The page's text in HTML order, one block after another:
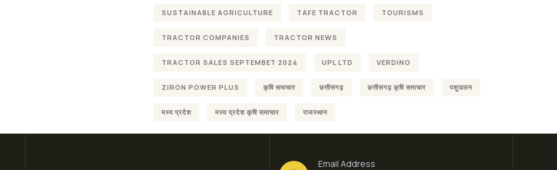
SUSTAINABLE AGRICULTURE TAFE TRACTOR TOURISMS
TRACTOR COMPANIES TRACTOR NEWS
TRACTOR SALES SEPTEMBET 2024 UPL LTD VERDINO
ZIRON POWER PLUS कृषि समाचार छत्तीसगढ़ छत्तीसगढ़ कृषि समाचार पशुपालन
मध्य प्रदेश मध्य प्रदेश कृषि समाचार राजस्थान
Email Address